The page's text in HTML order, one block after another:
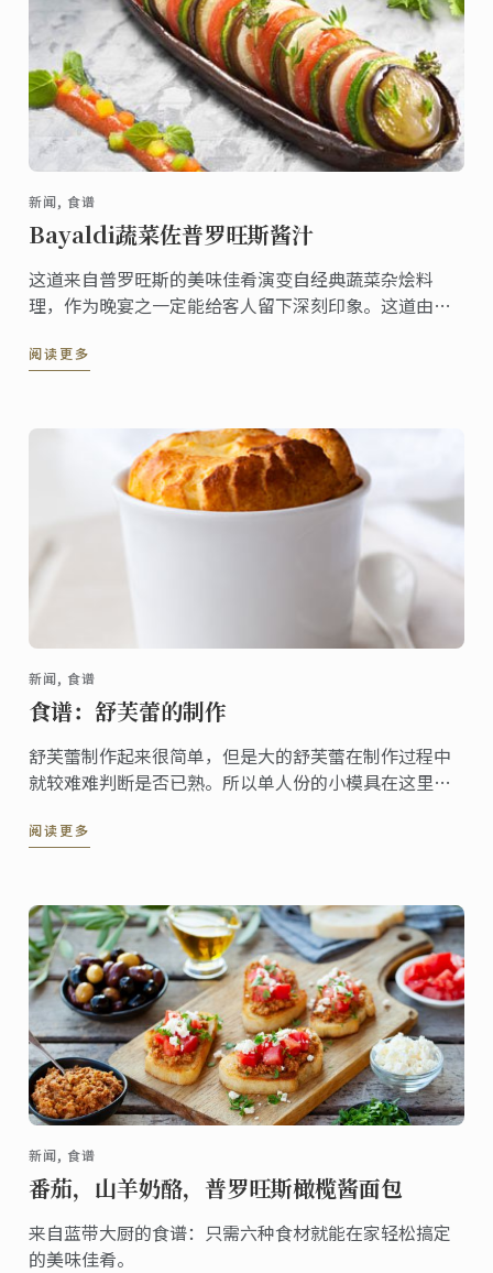
新闻, 食谱
Bayaldi蔬菜佐普罗旺斯酱汁
这道来自普罗旺斯的美味佳肴演变自经典蔬菜杂烩料
理，作为晚宴之一定能给客人留下深刻印象。这道由蓝
为大型宴会的配菜。
阅读更多
新闻, 食谱
食谱：舒芙蕾的制作
舒芙蕾制作起来很简单，但是大的舒芙蕾在制作过程中
就较难难判断是否已熟。所以单人份的小模具在这里就
让你在家就能轻松制作。
阅读更多
新闻, 食谱
番茄，山羊奶酪，普罗旺斯橄榄酱面包
来自蓝带大厨的食谱：只需六种食材就能在家轻松搞定
的美味佳肴。